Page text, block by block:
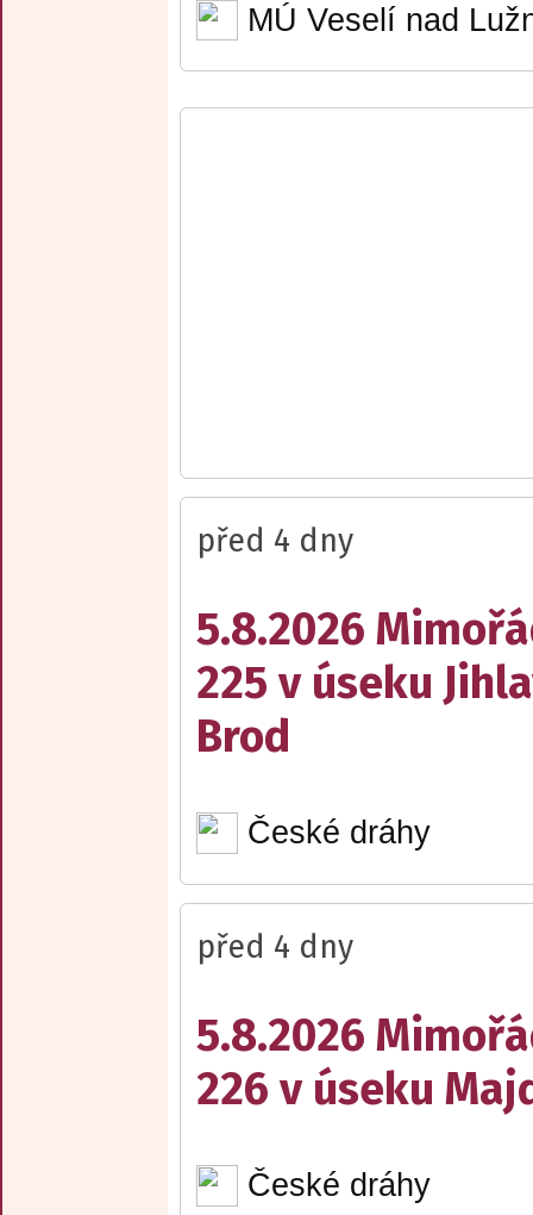
MÚ Veselí nad
před 4 dny
5.8.2026
225 v úseku
Brod
České dráhy
před 4 dny
5.8.2026
226 v úseku
České dráhy